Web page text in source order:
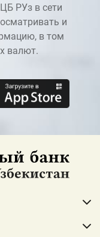
РУз в сети
и
в том
валют.